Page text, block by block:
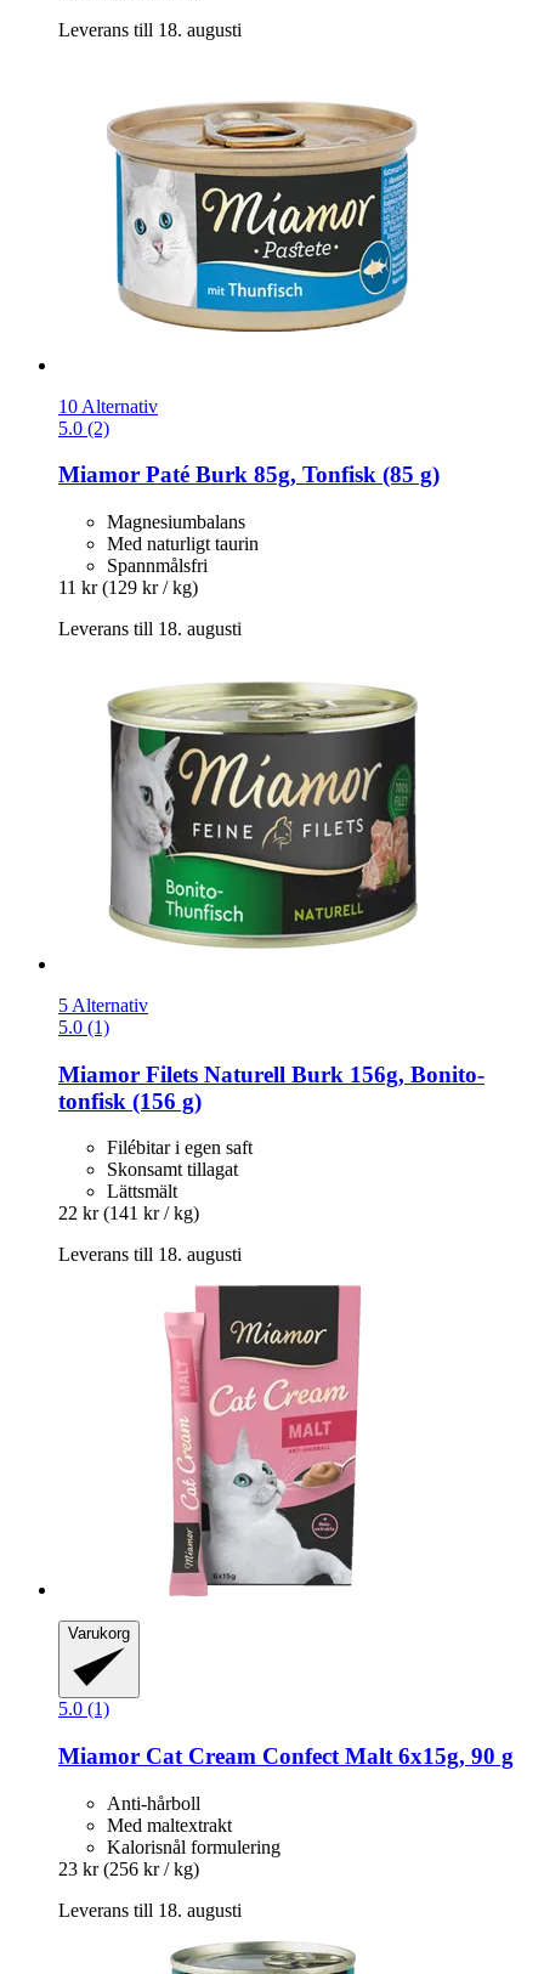
Leverans till 18. augusti
10 Alternativ
5.0 (2)
Miamor Paté Burk 85g, Tonfisk (85 g)
Magnesiumbalans
Med naturligt taurin
Spannmålsfri
11 kr (129 kr / kg)
Leverans till 18. augusti
5 Alternativ
5.0 (1)
Miamor Filets Naturell Burk 156g, Bonito-​
tonfisk (156 g)
Filébitar i egen saft
Skonsamt tillagat
Lättsmält
22 kr (141 kr / kg)
Leverans till 18. augusti
Varukorg
5.0 (1)
Miamor Cat Cream Confect Malt 6x15g, 90 g
Anti-hårboll
Med maltextrakt
Kalorisnål formulering
23 kr (256 kr / kg)
Leverans till 18. augusti